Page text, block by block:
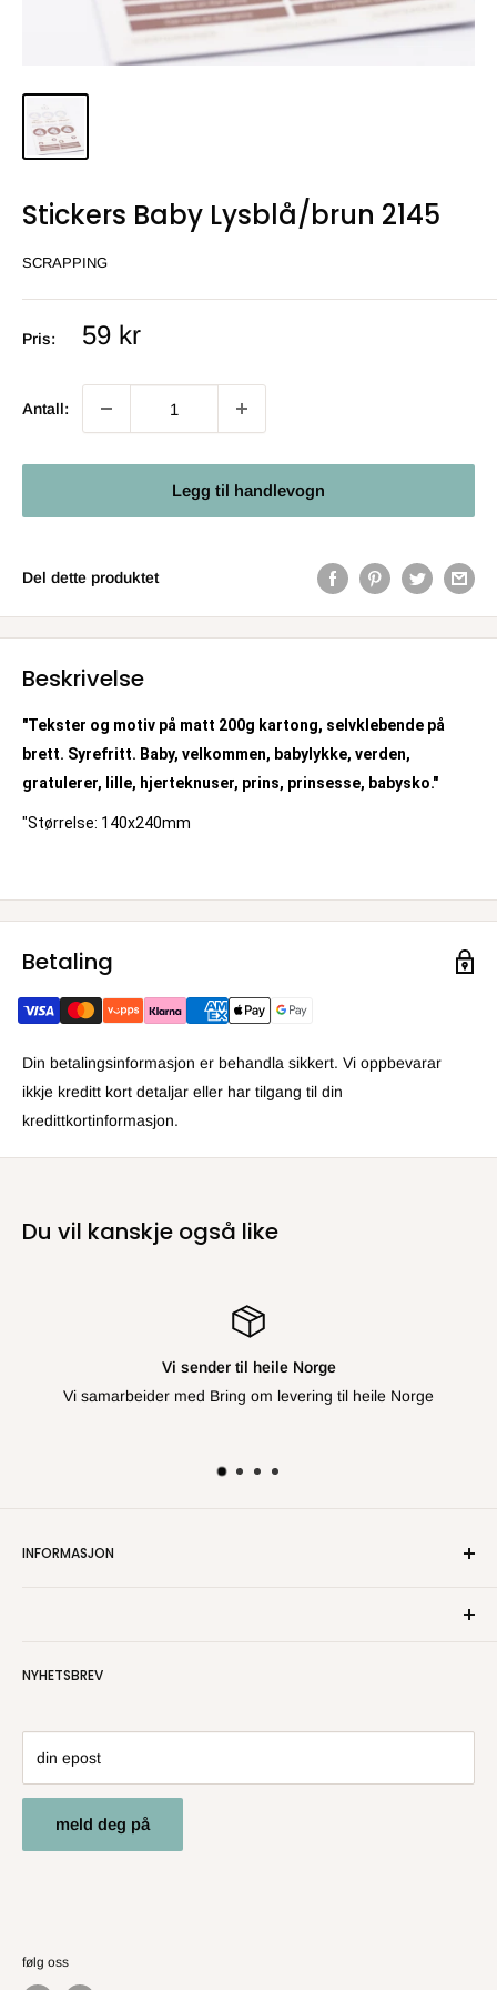
Stickers Baby Lysblå/brun 2145
SCRAPPING
Pris:
Salgs
59 kr
Antall:
Legg til handlevogn
Del dette produktet
Beskrivelse
"Tekster og motiv på matt 200g kartong, selvklebende på
brett. Syrefritt. Baby, velkommen, babylykke, verden,
gratulerer, lille, hjerteknuser, prins, prinsesse, babysko."
"Størrelse: 140x240mm
Betaling
Din betalingsinformasjon er behandla sikkert. Vi oppbevarar
ikkje kreditt kort detaljar eller har tilgang til din
kredittkortinformasjon.
Du vil kanskje også like
Vi sender til heile Norge
Vi samarbeider med Bring om levering til heile Norge
INFORMASJON
NYHETSBREV
din epost
meld deg på
følg oss